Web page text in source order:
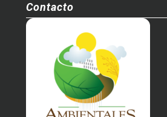
Contacto